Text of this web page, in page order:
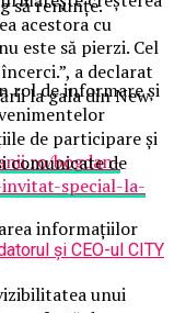
să renunțe.
este să pierzi. Cel
a declarat
la gala din New
bogdan-
special-la-
și CEO-ul CITY
acestora cu
rol de informare și
de participare și
comunicate de
informațiilor
unui